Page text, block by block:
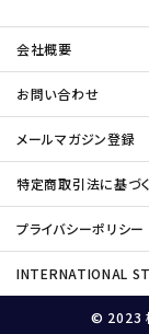
会社概要
お問い合わせ
メールマガジン登録
特定商取引法に基づ
プライバシーポリシー
INTERNATIONAL
© 2023